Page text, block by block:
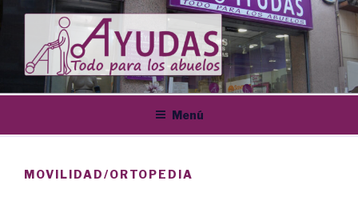
contenido
ORTOPEDIA AYUDAS TODO
PARA LOS ABUELOS
Tu ortopedia de Logroño
Menú
MOVILIDAD/ORTOPEDIA